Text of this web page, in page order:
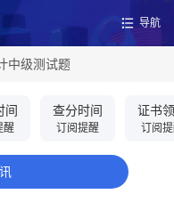
导航
中级测试题
间
醒
查分时间
订阅提醒
证书
订阅